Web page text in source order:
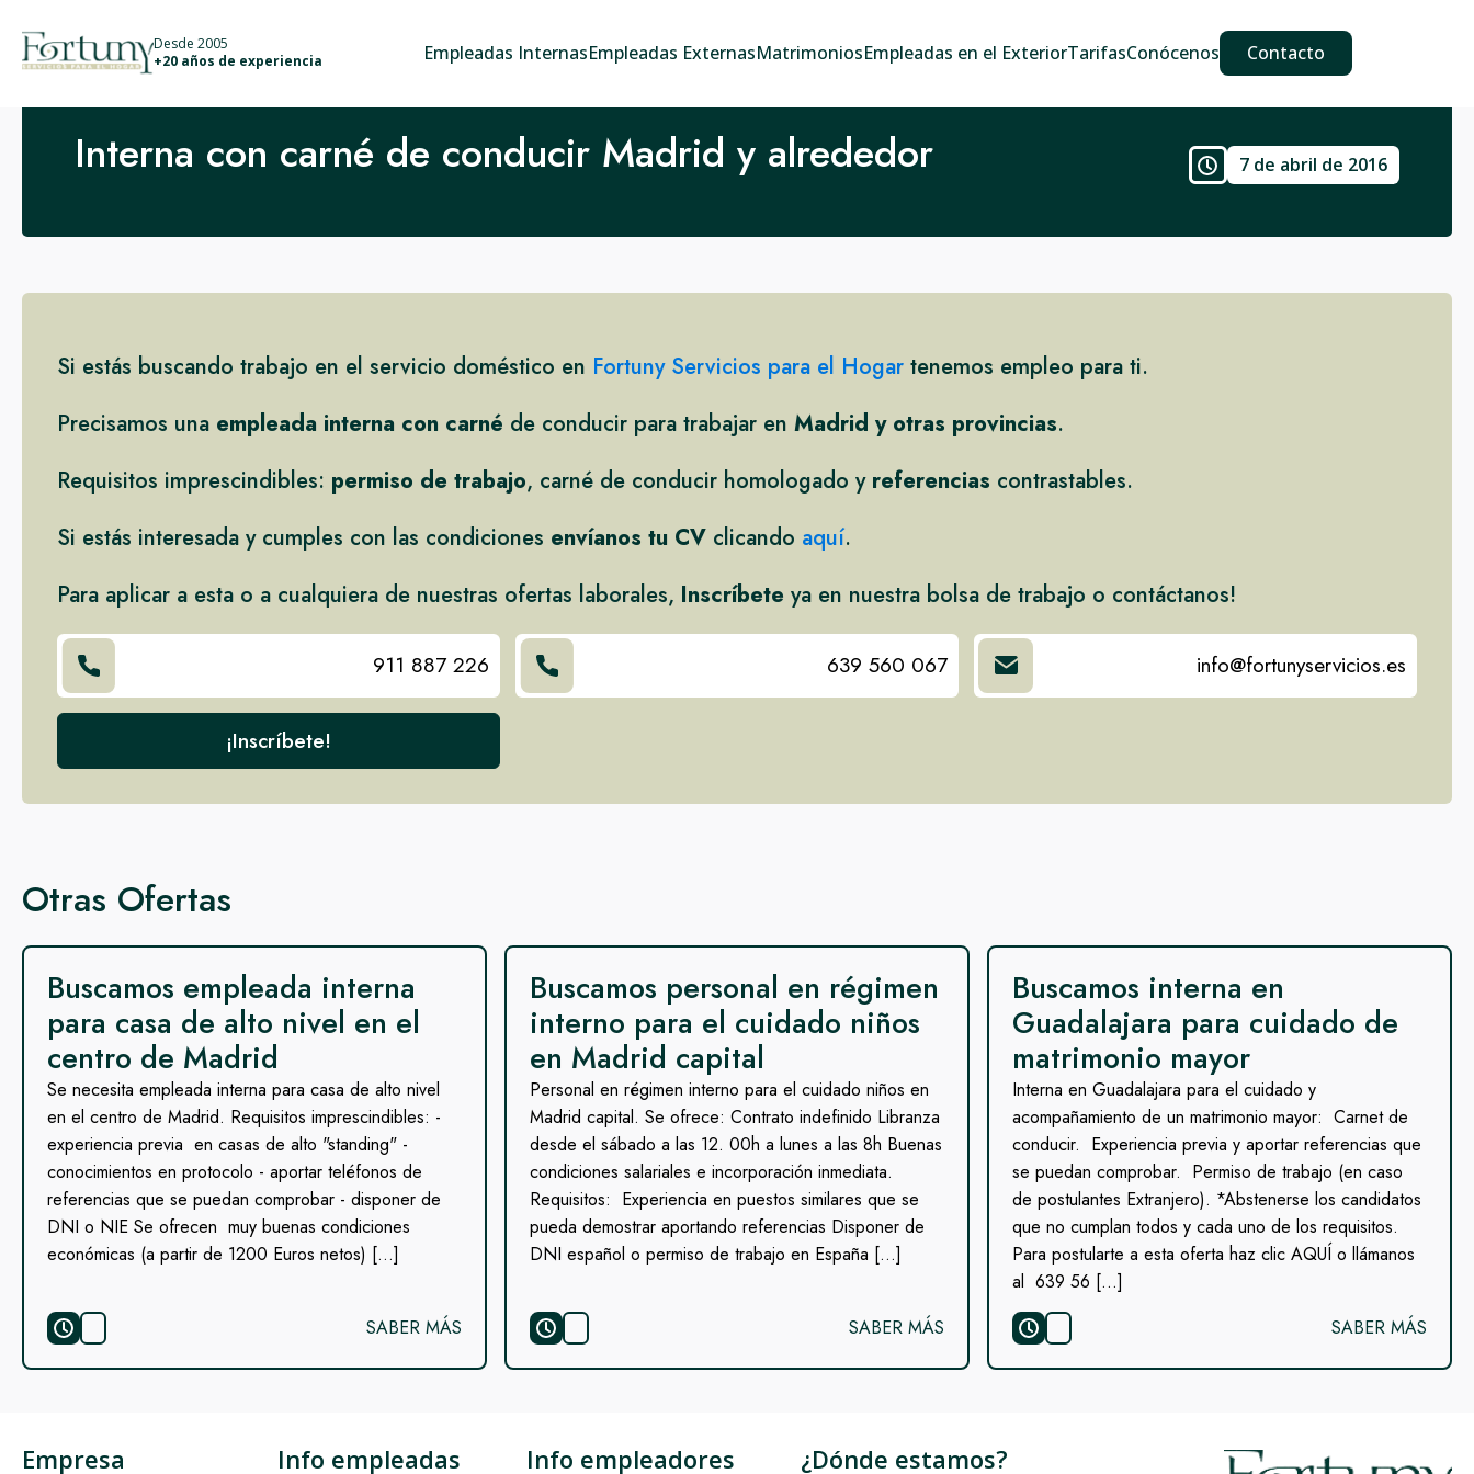
Desde 2005
+20 años de experiencia
Empleadas InternasEmpleadas ExternasMatrimoniosEmpleadas en el ExteriorTarifasConócenos Contacto
Interna con carné de conducir Madrid y alrededor 7 de abril de 2016
Si estás buscando trabajo en el servicio doméstico en Fortuny Servicios para el Hogar tenemos empleo para ti.
Precisamos una empleada interna con carné de conducir para trabajar en Madrid y otras provincias.
Requisitos imprescindibles: permiso de trabajo, carné de conducir homologado y referencias contrastables.
Si estás interesada y cumples con las condiciones envíanos tu CV clicando aquí.
Para aplicar a esta o a cualquiera de nuestras ofertas laborales, Inscríbete ya en nuestra bolsa de trabajo o contáctanos!
911 887 226 639 560 067 info@fortunyservicios.es
¡Inscríbete!
Otras Ofertas
Buscamos empleada interna
para casa de alto nivel en el
centro de Madrid
Se necesita empleada interna para casa de alto nivel
en el centro de Madrid. Requisitos imprescindibles: -
experiencia previa en casas de alto "standing" -
conocimientos en protocolo - aportar teléfonos de
referencias que se puedan comprobar - disponer de
DNI o NIE Se ofrecen muy buenas condiciones
económicas (a partir de 1200 Euros netos) […]
SABER MÁS
Buscamos personal en régimen
interno para el cuidado niños
en Madrid capital
Personal en régimen interno para el cuidado niños en
Madrid capital. Se ofrece: Contrato indefinido Libranza
desde el sábado a las 12. 00h a lunes a las 8h Buenas
condiciones salariales e incorporación inmediata.
Requisitos: Experiencia en puestos similares que se
pueda demostrar aportando referencias Disponer de
DNI español o permiso de trabajo en España […]
SABER MÁS
Buscamos interna en
Guadalajara para cuidado de
matrimonio mayor
Interna en Guadalajara para el cuidado y
acompañamiento de un matrimonio mayor: Carnet de
conducir. Experiencia previa y aportar referencias que
se puedan comprobar. Permiso de trabajo (en caso
de postulantes Extranjero). *Abstenerse los candidatos
que no cumplan todos y cada uno de los requisitos.
Para postularte a esta oferta haz clic AQUÍ o llámanos
al 639 56 […]
SABER MÁS
Empresa Info empleadas Info empleadores ¿Dónde estamos?